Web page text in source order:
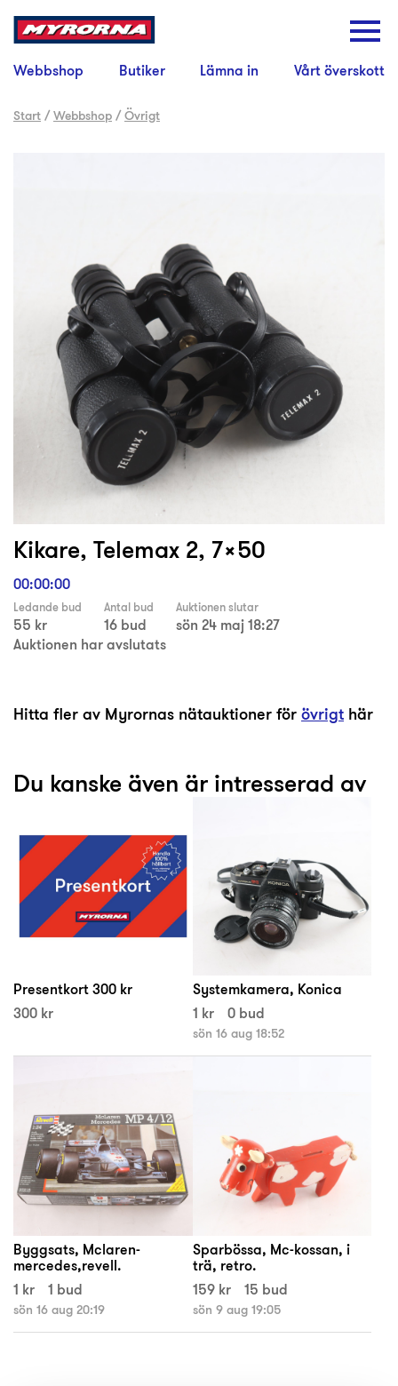
Webbshop Butiker Lämna in Vårt överskott
Start /Webbshop /Övrigt
Kikare, Telemax 2, 7×50
00:00:00
Ledande bud
55 kr
Antal bud
16 bud
Auktionen slutar
sön 24 maj 18:27
Auktionen har avslutats
Hitta fler av Myrornas nätauktioner förövrigt här
Du kanske även är intresserad av
Presentkort 300 kr
300 kr
Systemkamera, Konica
1 kr
0 bud
sön 16 aug 18:52
Byggsats, Mclaren-
mercedes,revell.
1 kr
1 bud
sön 16 aug 20:19
Sparbössa, Mc-kossan, i
trä, retro.
159 kr
15 bud
sön 9 aug 19:05